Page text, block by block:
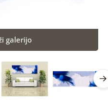
galerijo